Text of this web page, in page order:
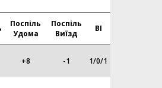
Поспіль
Удома
Поспіль
Виїзд
ВІ
+8 -1 1/0/1